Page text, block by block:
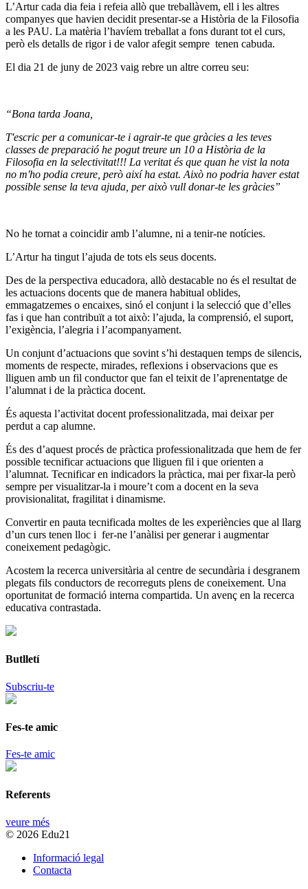
L’Artur cada dia feia i refeia allò que treballàvem, ell i les altres
companyes que havien decidit presentar-se a Història de la Filosofia
a les PAU. La matèria l’havíem treballat a fons durant tot el curs,
però els detalls de rigor i de valor afegit sempre tenen cabuda.
El dia 21 de juny de 2023 vaig rebre un altre correu seu:
“Bona tarda Joana,
T'escric per a comunicar-te i agrair-te que gràcies a les teves
classes de preparació he pogut treure un 10 a Història de la
Filosofia en la selectivitat!!! La veritat és que quan he vist la nota
no m'ho podia creure, però així ha estat. Això no podria haver estat
possible sense la teva ajuda, per això vull donar-te les gràcies”
No he tornat a coincidir amb l’alumne, ni a tenir-ne notícies.
L’Artur ha tingut l’ajuda de tots els seus docents.
Des de la perspectiva educadora, allò destacable no és el resultat de
les actuacions docents que de manera habitual oblides,
emmagatzemes o encaixes, sinó el conjunt i la selecció que d’elles
fas i que han contribuït a tot això: l’ajuda, la comprensió, el suport,
l’exigència, l’alegria i l’acompanyament.
Un conjunt d’actuacions que sovint s’hi destaquen temps de silencis,
moments de respecte, mirades, reflexions i observacions que es
lliguen amb un fil conductor que fan el teixit de l’aprenentatge de
l’alumnat i de la pràctica docent.
És aquesta l’activitat docent professionalitzada, mai deixar per
perdut a cap alumne.
És des d’aquest procés de pràctica professionalitzada que hem de fer
possible tecnificar actuacions que lliguen fil i que orienten a
l’alumnat. Tecnificar en indicadors la pràctica, mai per fixar-la però
sempre per visualitzar-la i moure’t com a docent en la seva
provisionalitat, fragilitat i dinamisme.
Convertir en pauta tecnificada moltes de les experiències que al llarg
d’un curs tenen lloc i fer-ne l’anàlisi per generar i augmentar
coneixement pedagògic.
Acostem la recerca universitària al centre de secundària i desgranem
plegats fils conductors de recorreguts plens de coneixement. Una
oportunitat de formació interna compartida. Un avenç en la recerca
educativa contrastada.
Butlletí
Subscriu-te
Fes-te amic
Fes-te amic
Referents
veure més
© 2026 Edu21
Informació legal
Contacta